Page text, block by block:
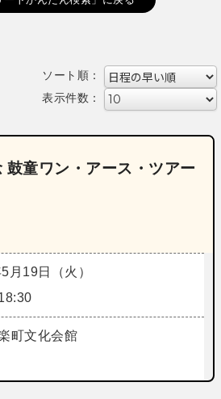
ソート順：
表示件数：
鼓童ワン・アース・ツアー
月19日（火）
町文化会館